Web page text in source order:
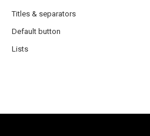
Titles & separators
Default button
Lists